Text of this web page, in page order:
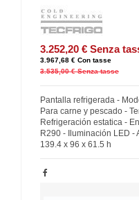
3.252,20 € Senza
3.967,68 € Con tasse
3.535,00 € Senza tasse
Pantalla refrigerada -
Para carne y pescado -
Refrigeración estatica -
R290 - Iluminación LED -
139.4 x 96 x 61.5 h